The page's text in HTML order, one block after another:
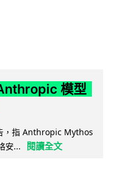
模型
，指 Anthropic Mythos
安...
閱讀全文